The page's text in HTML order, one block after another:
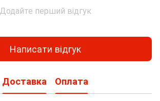
Додайте перший відгук
Написати відгук
Доставка Оплата